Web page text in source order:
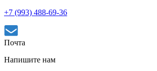
+7 (993) 488-69-36
Почта
Напишите нам